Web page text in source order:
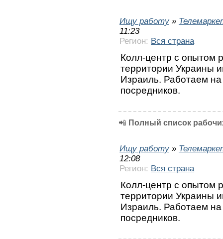
Ищу работу »
11:23
Регион: Вся страна
Колл-центр с опытом
территории Украины
Израиль. Работаем
посредников.
📲 Полный список
Ищу работу »
12:08
Регион: Вся страна
Колл-центр с опытом
территории Украины
Израиль. Работаем
посредников.